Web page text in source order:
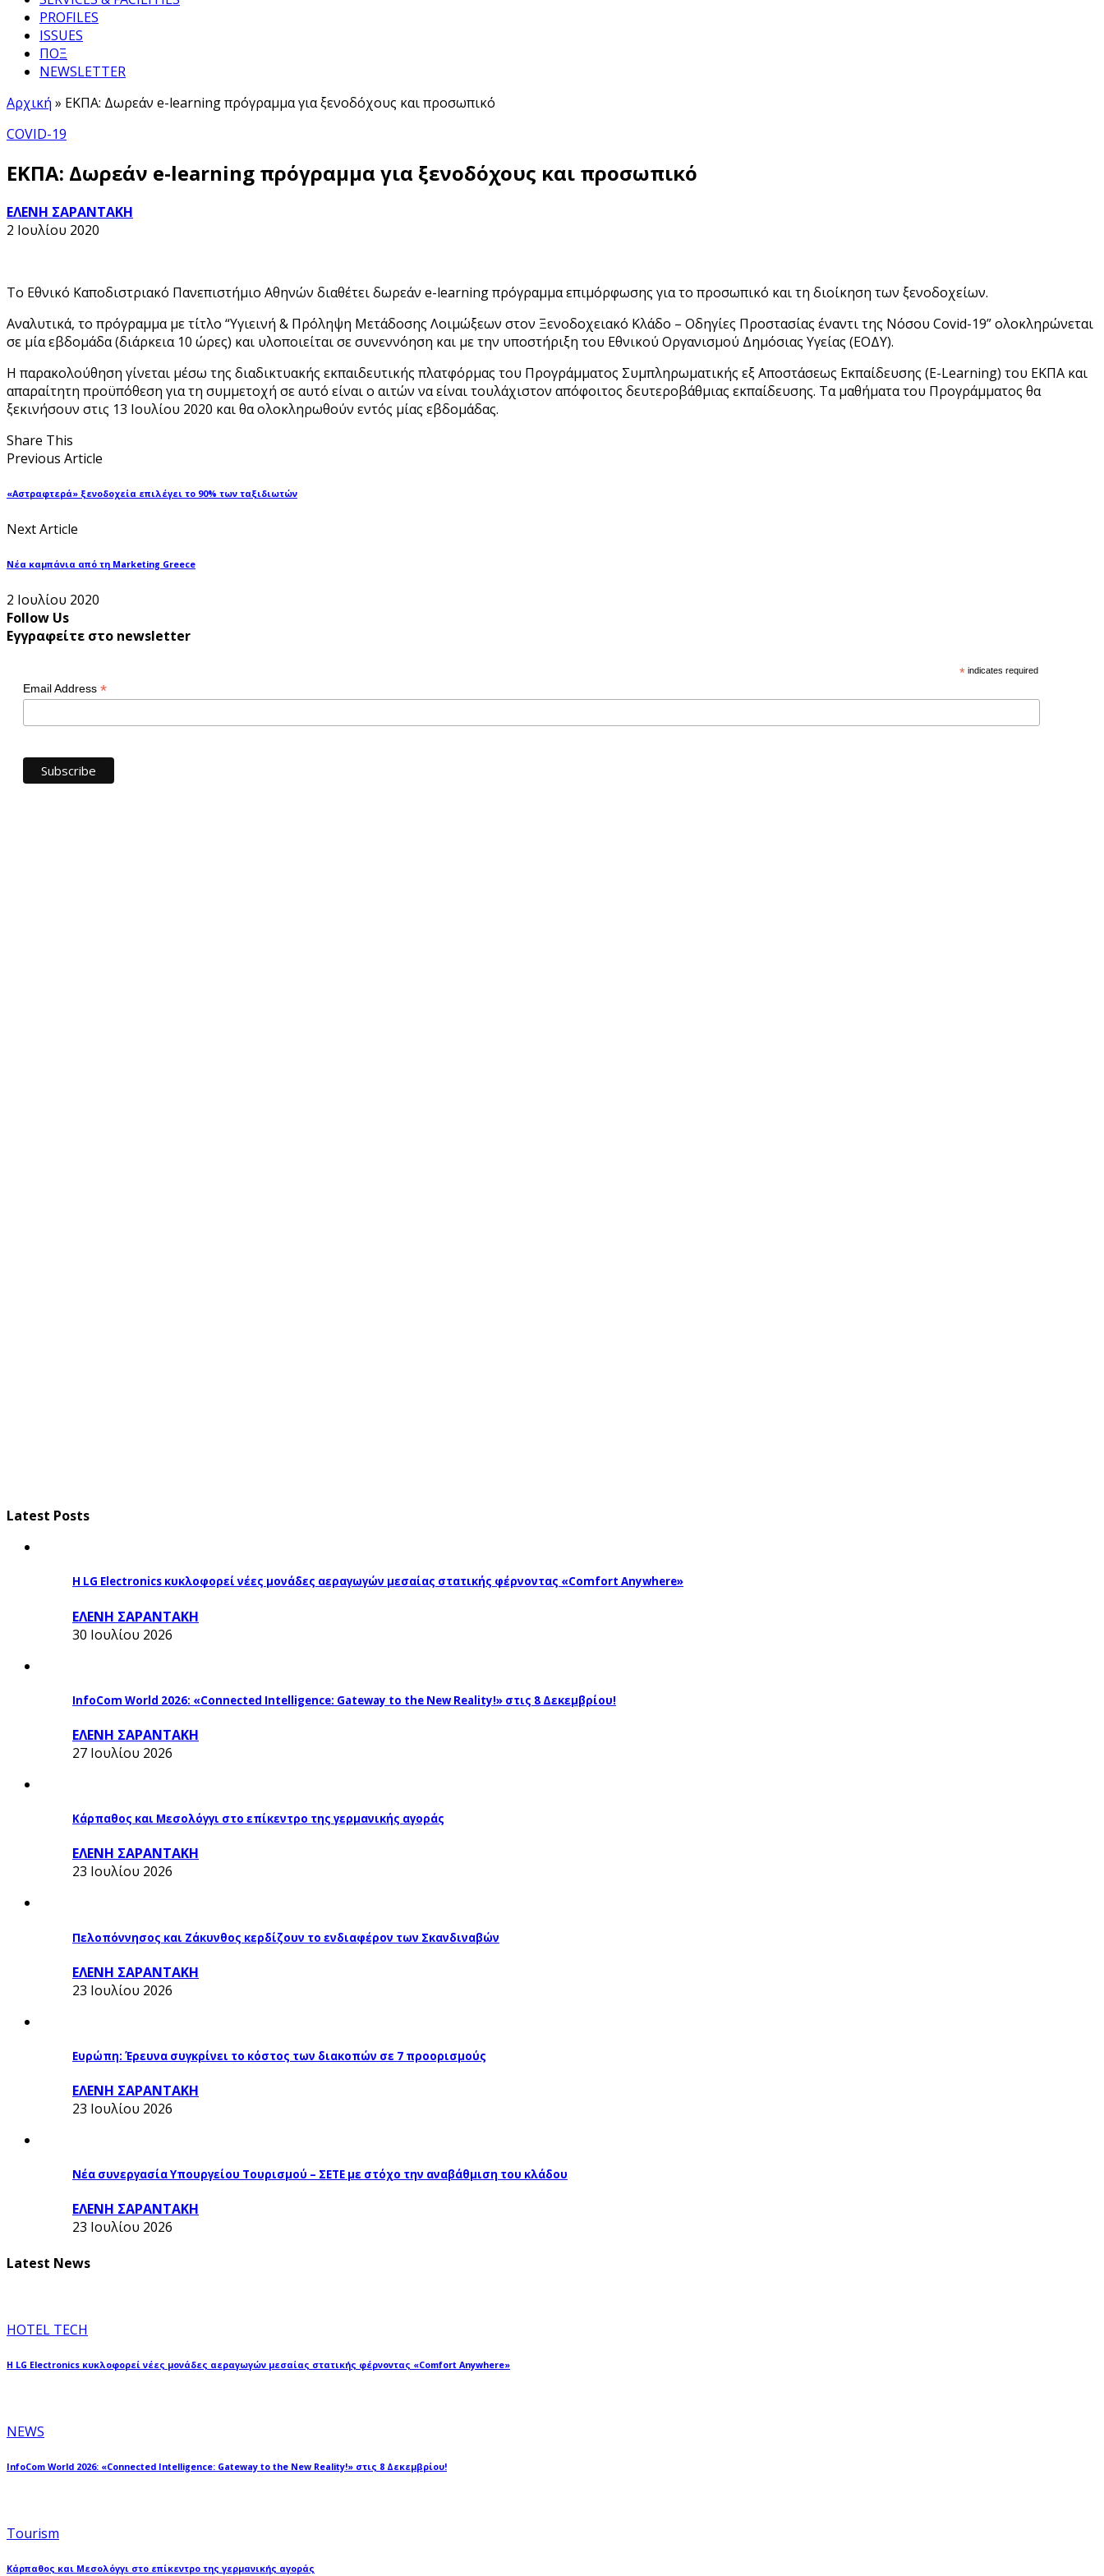
PROFILES
ISSUES
ΠΟΞ
NEWSLETTER
Αρχική » ΕΚΠΑ: Δωρεάν e-learning πρόγραμμα για ξενοδόχους και προσωπικό
COVID-19
ΕΚΠΑ: Δωρεάν e-learning πρόγραμμα για ξενοδόχους και προσωπικό
ΕΛΕΝΗ ΣΑΡΑΝΤΑΚΗ
2 Ιουλίου 2020
Το Εθνικό Καποδιστριακό Πανεπιστήμιο Αθηνών διαθέτει δωρεάν e-learning πρόγραμμα επιμόρφωσης για το προσωπικό και τη διοίκηση των ξενοδοχείων.
Αναλυτικά, το πρόγραμμα με τίτλο “Υγιεινή & Πρόληψη Μετάδοσης Λοιμώξεων στον Ξενοδοχειακό Κλάδο – Οδηγίες Προστασίας έναντι της Νόσου Covid-19” ολοκληρώνεται
σε μία εβδομάδα (διάρκεια 10 ώρες) και υλοποιείται σε συνεννόηση και με την υποστήριξη του Εθνικού Οργανισμού Δημόσιας Υγείας (ΕΟΔΥ).
Η παρακολούθηση γίνεται μέσω της διαδικτυακής εκπαιδευτικής πλατφόρμας του Προγράμματος Συμπληρωματικής εξ Αποστάσεως Εκπαίδευσης (E-Learning) του ΕΚΠΑ και
απαραίτητη προϋπόθεση για τη συμμετοχή σε αυτό είναι ο αιτών να είναι τουλάχιστον απόφοιτος δευτεροβάθμιας εκπαίδευσης. Τα μαθήματα του Προγράμματος θα
ξεκινήσουν στις 13 Ιουλίου 2020 και θα ολοκληρωθούν εντός μίας εβδομάδας.
Share This
Previous Article
«Αστραφτερά» ξενοδοχεία επιλέγει το 90% των ταξιδιωτών
Next Article
Νέα καμπάνια από τη Marketing Greece
2 Ιουλίου 2020
Follow Us
Εγγραφείτε στο newsletter
* indicates required
Email Address *
Latest Posts
Η LG Electronics κυκλοφορεί νέες μονάδες αεραγωγών μεσαίας στατικής φέρνοντας «Comfort Anywhere»
ΕΛΕΝΗ ΣΑΡΑΝΤΑΚΗ
30 Ιουλίου 2026
InfoCom World 2026: «Connected Intelligence: Gateway to the New Reality!» στις 8 Δεκεμβρίου!
ΕΛΕΝΗ ΣΑΡΑΝΤΑΚΗ
27 Ιουλίου 2026
Κάρπαθος και Μεσολόγγι στο επίκεντρο της γερμανικής αγοράς
ΕΛΕΝΗ ΣΑΡΑΝΤΑΚΗ
23 Ιουλίου 2026
Πελοπόννησος και Ζάκυνθος κερδίζουν το ενδιαφέρον των Σκανδιναβών
ΕΛΕΝΗ ΣΑΡΑΝΤΑΚΗ
23 Ιουλίου 2026
Ευρώπη: Έρευνα συγκρίνει το κόστος των διακοπών σε 7 προορισμούς
ΕΛΕΝΗ ΣΑΡΑΝΤΑΚΗ
23 Ιουλίου 2026
Νέα συνεργασία Υπουργείου Τουρισμού – ΣΕΤΕ με στόχο την αναβάθμιση του κλάδου
ΕΛΕΝΗ ΣΑΡΑΝΤΑΚΗ
23 Ιουλίου 2026
Latest News
HOTEL TECH
Η LG Electronics κυκλοφορεί νέες μονάδες αεραγωγών μεσαίας στατικής φέρνοντας «Comfort Anywhere»
NEWS
InfoCom World 2026: «Connected Intelligence: Gateway to the New Reality!» στις 8 Δεκεμβρίου!
Tourism
Κάρπαθος και Μεσολόγγι στο επίκεντρο της γερμανικής αγοράς